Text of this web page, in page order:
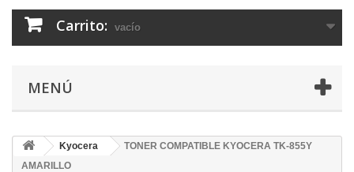
Carrito: vacío
MENÚ
Kyocera
TONER COMPATIBLE KYOCERA TK-855Y
AMARILLO